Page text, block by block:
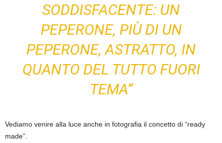
SODDISFACENTE: UN
PEPERONE, PIÙ DI UN
PEPERONE, ASTRATTO, IN
QUANTO DEL TUTTO FUORI
TEMA”
Vediamo venire alla luce anche in fotografia il concetto di “ready
made”.